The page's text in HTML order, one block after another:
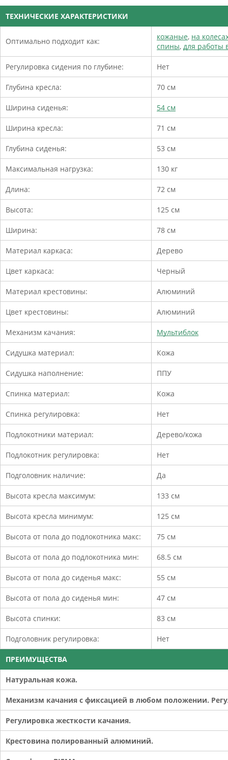
ТЕХНИЧЕСКИЕ ХАРАКТЕРИСТИКИ
Оптимально подходит как: кожаные, на
спины, для работы
Регулировка сидения по глубине: Нет
Глубина кресла: 70 см
Ширина сиденья: 54 см
Ширина кресла: 71 см
Глубина сиденья: 53 см
Максимальная нагрузка: 130 кг
Длина: 72 см
Высота: 125 см
Ширина: 78 см
Материал каркаса: Дерево
Цвет каркаса: Черный
Материал крестовины: Алюминий
Цвет крестовины: Алюминий
Механизм качания: Мультиблок
Сидушка материал: Кожа
Сидушка наполнение: ППУ
Спинка материал: Кожа
Спинка регулировка: Нет
Подлокотники материал: Дерево/кожа
Подлокотник регулировка: Нет
Подголовник наличие: Да
Высота кресла максимум: 133 см
Высота кресла минимум: 125 см
Высота от пола до подлокотника макс: 75 см
Высота от пола до подлокотника мин: 68.5 см
Высота от пола до сиденья макс: 55 см
Высота от пола до сиденья мин: 47 см
Высота спинки: 83 см
Подголовник регулировка: Нет
ПРЕИМУЩЕСТВА
Натуральная кожа.
Механизм качания с фиксацией в любом положении.
Регулировка жесткости качания.
Крестовина полированный алюминий.